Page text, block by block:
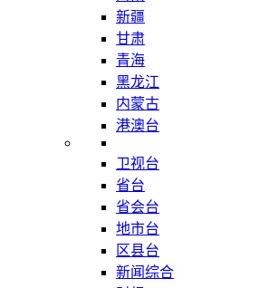
新疆
甘肃
青海
黑龙江
内蒙古
港澳台
卫视台
省台
省会台
地市台
区县台
新闻综合